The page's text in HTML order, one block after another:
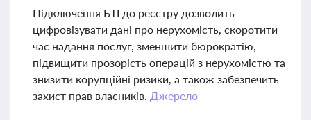
Підключення БТІ до реєстру дозволить
цифровізувати дані про нерухомість, скоротити
час надання послуг, зменшити бюрократію,
підвищити прозорість операцій з нерухомістю та
знизити корупційні ризики, а також забезпечить
захист прав власників. Джерело